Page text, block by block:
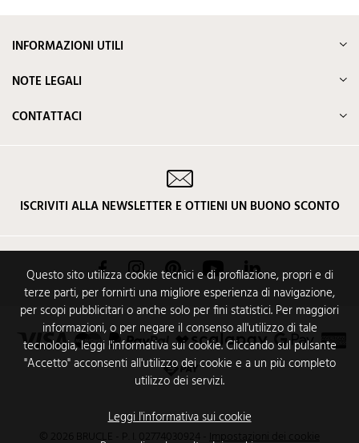
Questo sito utilizza cookie tecnici e di profilazione, propri e di
terze parti, per fornirti una migliore esperienza di navigazione,
per scopi pubblicitari o anche solo per fini statistici. Per maggiori
informazioni, o per negare il consenso all'utilizzo di tale
tecnologia, leggi l'informativa sui cookie. Cliccando sul pulsante
"Accetto" acconsenti all'utilizzo dei cookie e a un più completo
utilizzo dei servizi.
Leggi l'informativa sui cookie
INFORMAZIONI UTILI
NOTE LEGALI
CONTATTACI
ISCRIVITI ALLA NEWSLETTER E OTTIENI UN BUONO SCONTO
FacebookInstagramPinterest YouTube
© 2026 BRUCLE - P. I. 02774030924 Impostazioni dei cookie